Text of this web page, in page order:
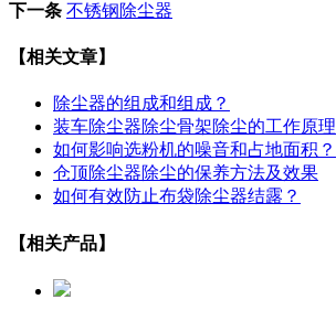
下一条 不锈钢除尘器
【相关文章】
除尘器的组成和组成？
装车除尘器除尘骨架除尘的工作原理
如何影响选粉机的噪音和占地面积？
仓顶除尘器除尘的保养方法及效果
如何有效防止布袋除尘器结露？
【相关产品】